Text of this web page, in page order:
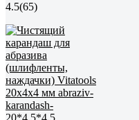
4.5(65)